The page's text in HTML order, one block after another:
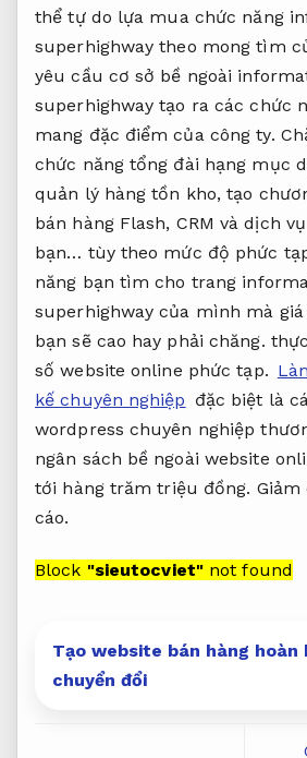
thể tự do lựa mua chức năng
superhighway theo mong tìm
yêu cầu cơ sở bề ngoài
superhighway tạo ra các chức
mang đặc điểm của công ty.
chức năng tổng đài hạng mục
quản lý hàng tồn kho, tạo
bán hàng Flash, CRM và dịch
bạn… tùy theo mức độ phức
năng bạn tìm cho trang
superhighway của mình mà giá
bạn sẽ cao hay phải chăng.
số website online phức tạp.
kế chuyên nghiệp đặc biệt là
wordpress chuyên nghiệp
ngân sách bề ngoài website
tới hàng trăm triệu đồng.
cáo.
Block "sieutocviet"not found
Tạo website bán hàng hoàn
chuyển đổi